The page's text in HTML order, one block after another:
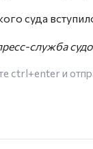
суда
служба
ctrl+enterи